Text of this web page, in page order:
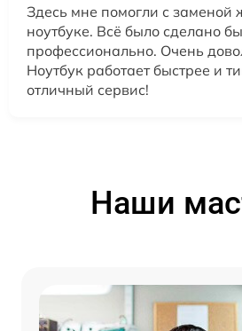
Здесь мне помогли с заменой
ноутбуке. Всё было сделано
профессионально. Очень
Ноутбук работает быстрее и
отличный сервис!
Наши